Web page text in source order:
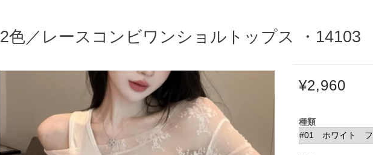
2色／レースコンビワンショルトップス ・14103
¥2,960
種類